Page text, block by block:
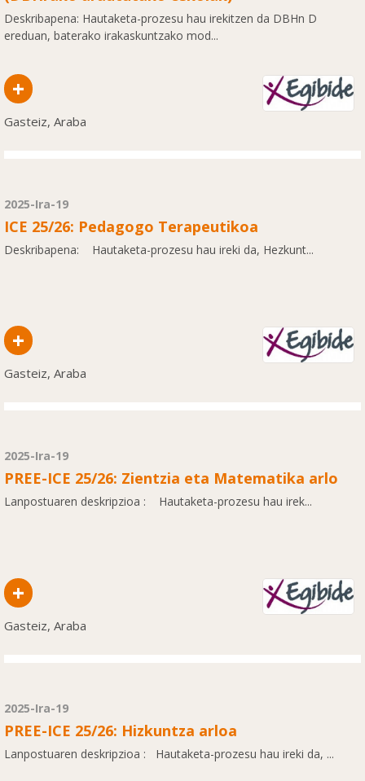
Deskribapena: Hautaketa-prozesu hau irekitzen da DBHn D
ereduan, baterako irakaskuntzako mod...
+
Gasteiz, Araba
2025-Ira-19
ICE 25/26: Pedagogo Terapeutikoa
Deskribapena: Hautaketa-prozesu hau ireki da, Hezkunt...
+
Gasteiz, Araba
2025-Ira-19
PREE-ICE 25/26: Zientzia eta Matematika arlo
Lanpostuaren deskripzioa : Hautaketa-prozesu hau irek...
+
Gasteiz, Araba
2025-Ira-19
PREE-ICE 25/26: Hizkuntza arloa
Lanpostuaren deskripzioa : Hautaketa-prozesu hau ireki da, ...